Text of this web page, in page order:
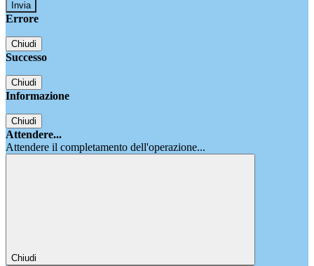
Errore
Chiudi
Successo
Chiudi
Informazione
Chiudi
Attendere...
Attendere il completamento dell'operazione...
Chiudi